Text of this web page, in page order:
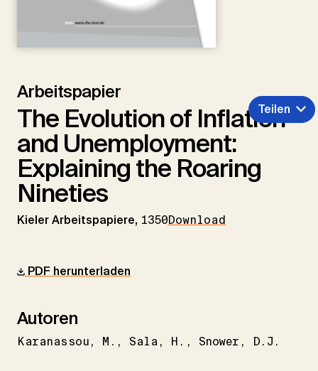
Arbeitspapier
The Evolution of Inflation
and Unemployment:
Explaining the Roaring
Nineties
Kieler Arbeitspapiere, 1350Download
Teilen
PDF herunterladen
Autoren
Karanassou M. Sala H. Snower D.J.